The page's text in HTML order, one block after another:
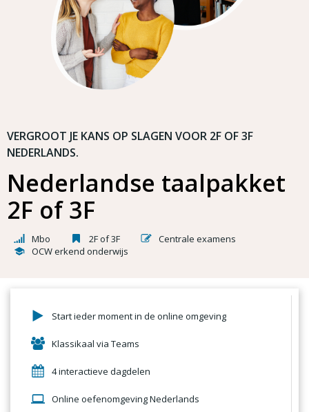
VERGROOT JE KANS OP SLAGEN VOOR 2F OF 3F
NEDERLANDS.
Nederlandse taalpakket
2F of 3F
Mbo 2F of 3F
Centrale examens
OCW erkend onderwijs
Start ieder moment in de online omgeving
Klassikaal via Teams
4 interactieve dagdelen
Online oefenomgeving Nederlands